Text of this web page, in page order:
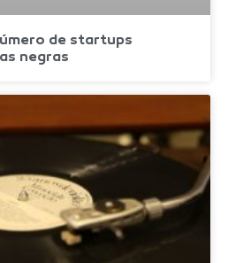
de startups
negras